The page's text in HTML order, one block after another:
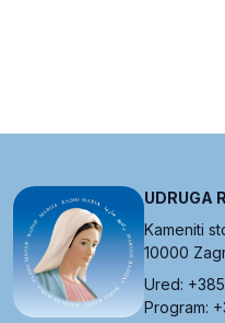
UDRUGA
Kameniti
10000
Ured:
Program: